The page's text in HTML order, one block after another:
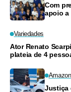
Com
apoio a
Variedades
Ator Renato
plateia de 4
Justiça